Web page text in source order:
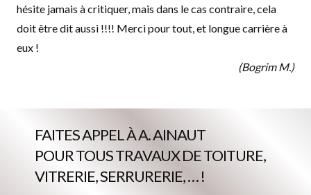
hésite jamais à critiquer, mais dans le cas contraire, cela
doit être dit aussi !!!! Merci pour tout, et longue carrière à
eux !
(Bogrim M.)
FAITES APPEL À A. AINAUT
POUR TOUS TRAVAUX DE TOITURE,
VITRERIE, SERRURERIE, … !